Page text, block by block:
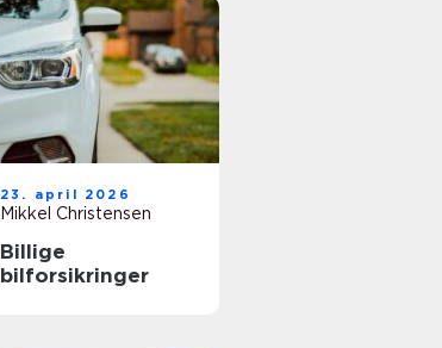
23. april 2026
Mikkel Christensen
Billige
bilforsikringer